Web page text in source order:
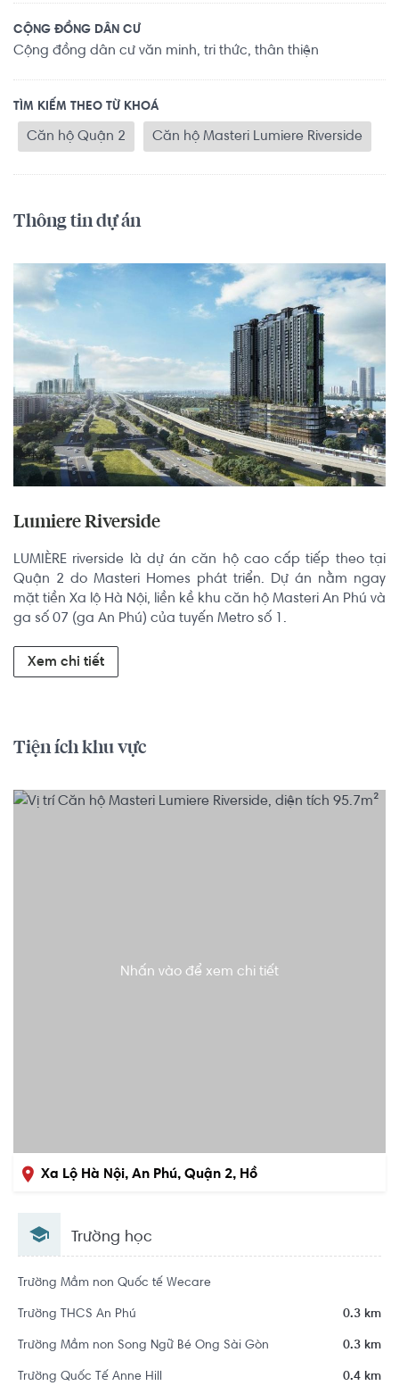
CỘNG ĐỒNG DÂN CƯ
Cộng đồng dân cư văn minh, tri thức, thân thiện
TÌM KIẾM THEO TỪ KHOÁ
Căn hộ Quận 2 Căn hộ Masteri Lumiere Riverside
Thông tin dự án
Lumiere Riverside
LUMIÈRE riverside là dự án căn hộ cao cấp tiếp theo tại
Quận 2 do Masteri Homes phát triển. Dự án nằm ngay
mặt tiền Xa lộ Hà Nội, liền kề khu căn hộ Masteri An Phú và
ga số 07 (ga An Phú) của tuyến Metro số 1.
Xem chi tiết
Tiện ích khu vực
Nhấn vào để xem chi tiết
Xa Lộ Hà Nội, An Phú, Quận 2, Hồ
Trường học
Trường Mầm non Quốc tế Wecare
Trường THCS An Phú 0.3 km
Trường Mầm non Song Ngữ Bé Ong Sài Gòn 0.3 km
Trường Quốc Tế Anne Hill 0.4 km